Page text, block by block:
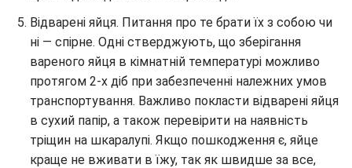
Відварені яйця. Питання про те брати їх з собою чи
ні — спірне. Одні стверджують, що зберігання
вареного яйця в кімнатній температурі можливо
протягом 2-х діб при забезпеченні належних умов
транспортування. Важливо покласти відварені яйця
в сухий папір, а також перевірити на наявність
тріщин на шкаралупі. Якщо пошкодження є, яйце
краще не вживати в їжу, так як швидше за все,